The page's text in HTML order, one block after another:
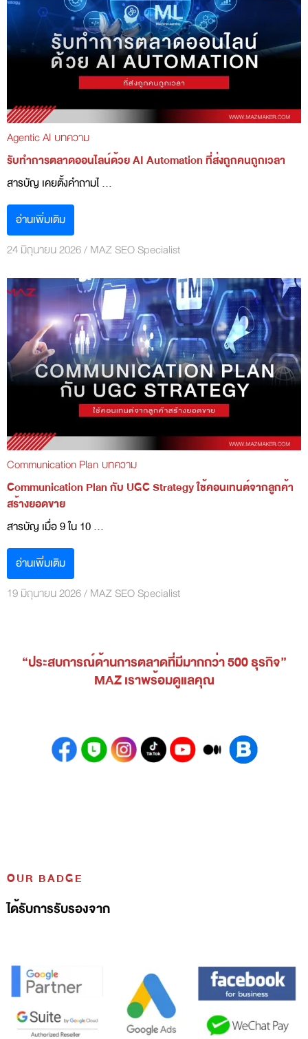
Agentic AI บทความ
รับทำการตลาดออนไลน์ด้วย AI Automation ที่ส่งถูกคนถูกเวลา
สารบัญ เคยตั้งคำถามไ ...
อ่านเพิ่มเติม
24 มิถุนายน 2026/MAZ SEO Specialist
Communication Plan บทความ
Communication Plan กับ UGC Strategy ใช้คอนเทนต์จากลูกค้า
สร้างยอดขาย
สารบัญ เมื่อ 9 ใน 10 ...
อ่านเพิ่มเติม
19 มิถุนายน 2026/MAZ SEO Specialist
“ประสบการณ์ด้านการตลาดที่มีมากกว่า 500 ธุรกิจ”
MAZ เราพร้อมดูแลคุณ
OUR BADGE
ได้รับการรับรองจาก